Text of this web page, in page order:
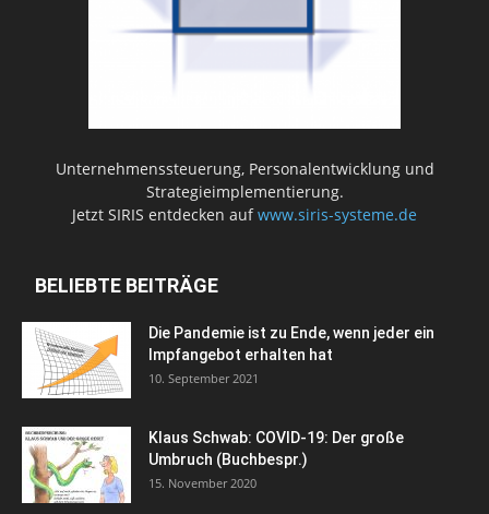
Unternehmenssteuerung, Personalentwicklung und
Strategieimplementierung.
Jetzt SIRIS entdecken aufwww.siris-systeme.de
BELIEBTE BEITRÄGE
Die Pandemie ist zu Ende, wenn jeder ein
Impfangebot erhalten hat
10. September 2021
Klaus Schwab: COVID-19: Der große
Umbruch (Buchbespr.)
15. November 2020